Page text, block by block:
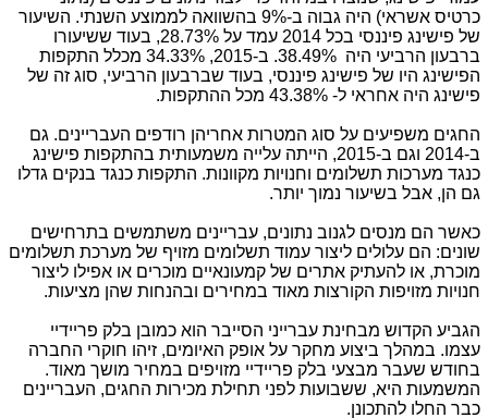
כרטיס אשראי) היה גבוה ב-9% בהשוואה לממוצע השנתי. השיעור
של פישינג פיננסי בכל 2014 עמד על 28.73%, בעוד ששיעורו
ברבעון הרביעי היה 38.49%
. ב-2015, 34.33% מכלל התקפות
הפישינג היו של פישינג פיננסי, בעוד שברבעון הרביעי, סוג זה של
פישינג היה אחראי ל- 43.38% מכל ההתקפות.
החגים משפיעים על סוג המטרות אחריהן רודפים העבריינים. גם
ב-2014 וגם ב-2015, הייתה עלייה משמעותית בהתקפות פישינג
כנגד מערכות תשלומים וחנויות מקוונות. התקפות כנגד בנקים גדלו
גם הן, אבל בשיעור נמוך יותר.
כאשר הם מנסים לגנוב נתונים, עבריינים משתמשים בתרחישים
שונים: הם עלולים ליצור עמוד תשלומים מזויף של מערכת תשלומים
מוכרת, או להעתיק אתרים של קמעונאיים מוכרים או אפילו ליצור
חנויות מזויפות הקורצות מאוד במחירים ובהנחות שהן מציעות.
הגביע הקדוש מבחינת עברייני הסייבר הוא כמובן בלק פריידיי
עצמו. במהלך ביצוע מחקר על אופק האיומים, זיהו חוקרי החברה
בחודש שעבר מבצעי בלק פריידיי מזויפים במחיר מושך מאוד.
המשמעות היא, ששבועות לפני תחילת מכירות החגים, העבריינים
כבר החלו להתכונן.